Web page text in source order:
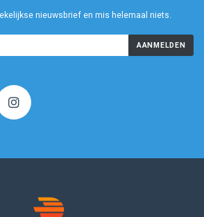
nieuwsbrief en mis helemaal niets.
AANMELDEN